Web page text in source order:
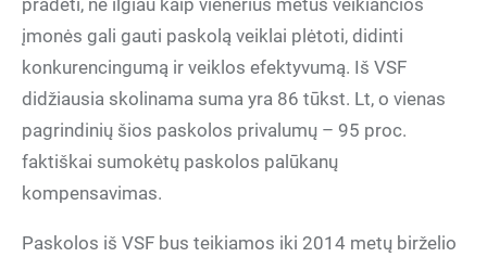
pradėti, ne ilgiau kaip vienerius metus veikiančios
įmonės gali gauti paskolą veiklai plėtoti, didinti
konkurencingumą ir veiklos efektyvumą. Iš VSF
didžiausia skolinama suma yra 86 tūkst. Lt, o vienas
pagrindinių šios paskolos privalumų – 95 proc.
faktiškai sumokėtų paskolos palūkanų
kompensavimas.
Paskolos iš VSF bus teikiamos iki 2014 metų birželio